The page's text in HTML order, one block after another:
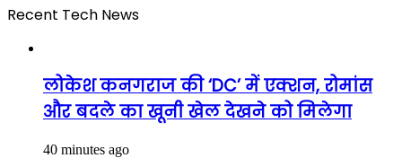
Recent Tech News
लोकेश कनगराज की ‘DC’ में एक्शन, रोमांस
और बदले का खूनी खेल देखने को मिलेगा
40 minutes ago